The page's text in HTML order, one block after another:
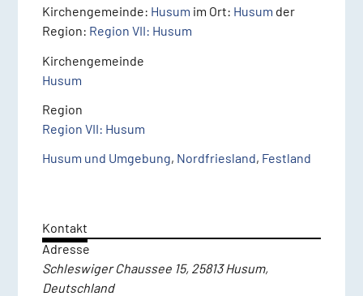
Kirchengemeinde: Husum im Ort: Husum der
Region: Region VII: Husum
Kirchengemeinde
Husum
Region
Region VII: Husum
Husum und Umgebung, Nordfriesland, Festland
Kontakt
Adresse
Schleswiger Chaussee 15, 25813 Husum,
Deutschland